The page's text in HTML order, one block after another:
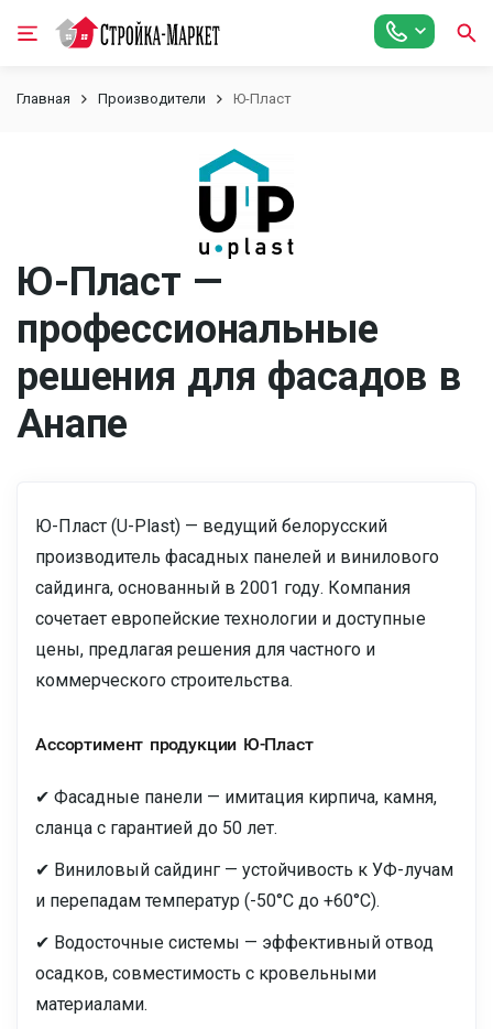
Главная Производители Ю-Пласт
Ю-Пласт —
профессиональные
решения для фасадов в
Анапе
Ю-Пласт (U-Plast) — ведущий белорусский
производитель фасадных панелей и винилового
сайдинга, основанный в 2001 году. Компания
сочетает европейские технологии и доступные
цены, предлагая решения для частного и
коммерческого строительства.
Ассортимент продукции Ю-Пласт
✔ Фасадные панели — имитация кирпича, камня,
сланца с гарантией до 50 лет.
✔ Виниловый сайдинг — устойчивость к УФ-лучам
и перепадам температур (-50°C до +60°C).
✔ Водосточные системы — эффективный отвод
осадков, совместимость с кровельными
материалами.